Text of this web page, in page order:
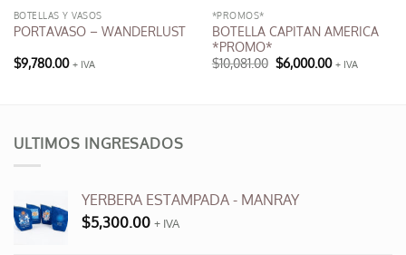
BOTELLAS Y VASOS
PORTAVASO – WANDERLUST
$9,780.00 + IVA
*PROMOS*
BOTELLA CAPITAN AMERICA
*PROMO*
$10,081.00 El
precio
$6,000.00El+ IVA
ULTIMOS INGRESADOS
YERBERA ESTAMPADA - MANRAY
$5,300.00 + IVA